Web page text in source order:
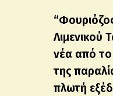
Λιμενικού
νέα από
της
πλωτή